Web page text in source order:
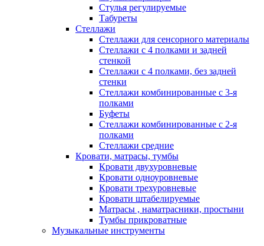
Стулья регулируемые
Табуреты
Стеллажи
Стеллажи для сенсорного материалы
Стеллажи с 4 полками и задней
стенкой
Стеллажи с 4 полками, без задней
стенки
Стеллажи комбинированные с 3-я
полками
Буфеты
Стеллажи комбинированные с 2-я
полками
Стеллажи средние
Кровати, матрасы, тумбы
Кровати двухуровневые
Кровати одноуровневые
Кровати трехуровневые
Кровати штабелируемые
Матрасы , наматрасники, простыни
Тумбы прикроватные
Музыкальные инструменты